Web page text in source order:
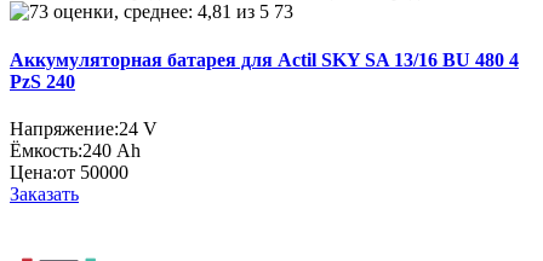
73
Аккумуляторная батарея для Actil SKY SA 13/16 BU 480 4
PzS 240
Напряжение:24 V
Ёмкость:240 Ah
Цена:от 50000
Заказать